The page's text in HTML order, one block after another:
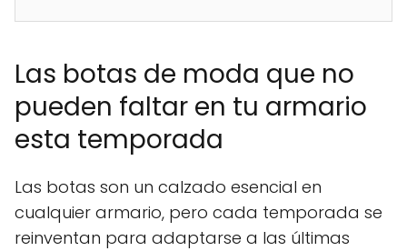
Las botas de moda que no
pueden faltar en tu armario
esta temporada
Las botas son un calzado esencial en
cualquier armario, pero cada temporada se
reinventan para adaptarse a las últimas